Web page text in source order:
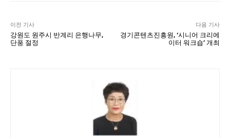
이전 기사
강원도 원주시 반계리 은행나무,
단풍 절정
다음 기사
경기콘텐츠진흥원, ‘시니어 크리에
이터 워크숍’ 개최